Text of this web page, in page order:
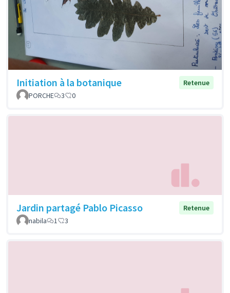
Initiation à la botanique
Retenue
PORCHE
3 0
Jardin partagé Pablo Picasso
Retenue
nabila
1 3